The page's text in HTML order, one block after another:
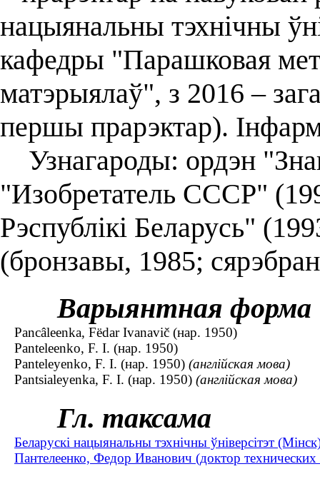
нацыянальны тэхнічны
кафедры "Парашковая
матэрыялаў", з 2016 –
першы прарэктар).
Узнагароды: ордэн
"Изобретатель СССР"
Рэспублікі Беларусь"
(бронзавы, 1985;
Варыянтная форма
Pancâleenka, Fëdar Ivanavič (нар. 1950)
Panteleenko, F. I. (нар. 1950)
Panteleyenko, F. I. (нар. 1950) (англійская мова)
Pantsialeyenka, F. I. (нар. 1950) (англійская мова)
Гл. таксама
Беларускі нацыянальны тэхнічны ўніверсітэт
Пантелеенко, Федор Иванович (доктор